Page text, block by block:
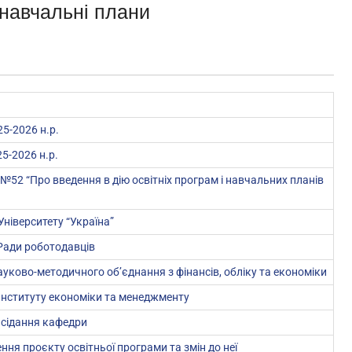
плани
2026 н.р.
2026 н.р.
“Про введення в дію освітніх програм і навчальних планів
“Україна”
роботодавців
методичного об’єднання з фінансів, обліку та економіки
економіки та менеджменту
кафедри
проєкту освітньої програми та змін до неї